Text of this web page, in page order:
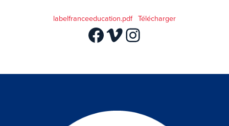
labelfranceeducation.pdf Télécharger
Facebook
VimeoInstagram